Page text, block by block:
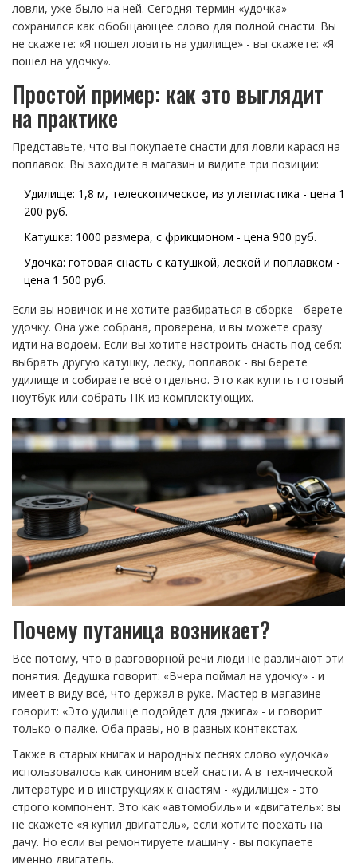
ловли, уже было на ней. Сегодня термин «удочка»
сохранился как обобщающее слово для полной снасти. Вы
не скажете: «Я пошел ловить на удилище» - вы скажете: «Я
пошел на удочку».
Простой пример: как это выглядит
на практике
Представьте, что вы покупаете снасти для ловли карася на
поплавок. Вы заходите в магазин и видите три позиции:
Удилище: 1,8 м, телескопическое, из углепластика - цена 1
200 руб.
Катушка: 1000 размера, с фрикционом - цена 900 руб.
Удочка: готовая снасть с катушкой, леской и поплавком -
цена 1 500 руб.
Если вы новичок и не хотите разбираться в сборке - берете
удочку. Она уже собрана, проверена, и вы можете сразу
идти на водоем. Если вы хотите настроить снасть под себя:
выбрать другую катушку, леску, поплавок - вы берете
удилище и собираете всё отдельно. Это как купить готовый
ноутбук или собрать ПК из комплектующих.
Почему путаница возникает?
Все потому, что в разговорной речи люди не различают эти
понятия. Дедушка говорит: «Вчера поймал на удочку» - и
имеет в виду всё, что держал в руке. Мастер в магазине
говорит: «Это удилище подойдет для джига» - и говорит
только о палке. Оба правы, но в разных контекстах.
Также в старых книгах и народных песнях слово «удочка»
использовалось как синоним всей снасти. А в технической
литературе и в инструкциях к снастям - «удилище» - это
строго компонент. Это как «автомобиль» и «двигатель»: вы
не скажете «я купил двигатель», если хотите поехать на
дачу. Но если вы ремонтируете машину - вы покупаете
именно двигатель.